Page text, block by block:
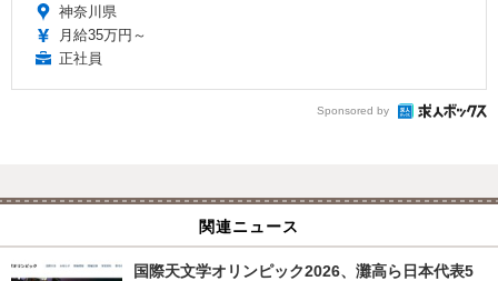
神奈川県
月給35万円～
正社員
Sponsored by
関連ニュース
国際天文学オリンピック2026、灘高ら日本代表5